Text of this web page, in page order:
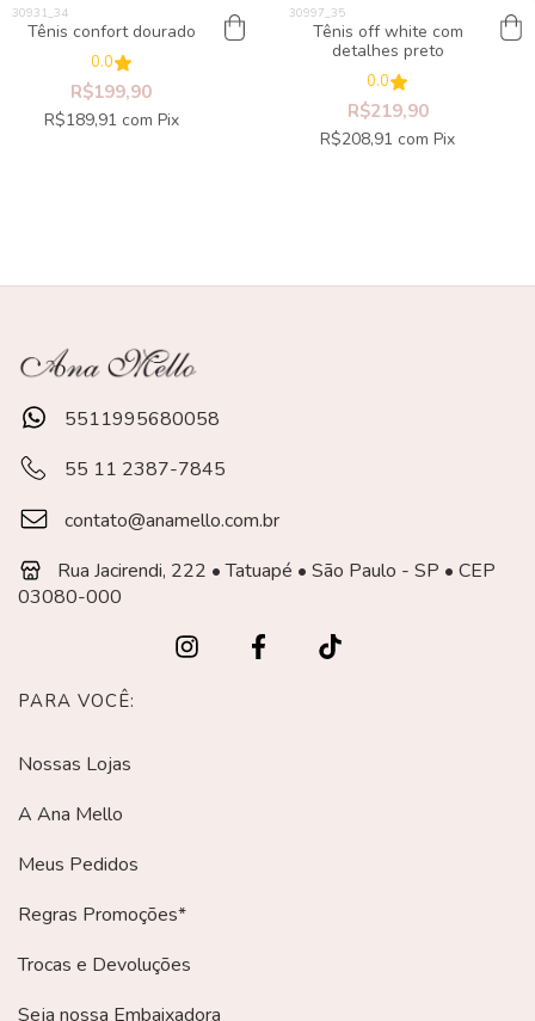
Tênis confort dourado
0.0
R$199,90
R$189,91 com Pix
Tênis off white com
detalhes preto
0.0
R$219,90
R$208,91 com Pix
5511995680058
55 11 2387-7845
contato@anamello.com.br
Rua Jacirendi, 222 • Tatuapé • São Paulo - SP • CEP
03080-000
PARA VOCÊ:
Nossas Lojas
A Ana Mello
Meus Pedidos
Regras Promoções*
Trocas e Devoluções
Seja nossa Embaixadora